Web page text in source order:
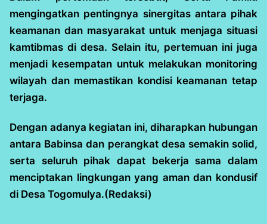
mengingatkan pentingnya sinergitas antara pihak
keamanan dan masyarakat untuk menjaga situasi
kamtibmas di desa. Selain itu, pertemuan ini juga
menjadi kesempatan untuk melakukan monitoring
wilayah dan memastikan kondisi keamanan tetap
terjaga.
Dengan adanya kegiatan ini, diharapkan hubungan
antara Babinsa dan perangkat desa semakin solid,
serta seluruh pihak dapat bekerja sama dalam
menciptakan lingkungan yang aman dan kondusif
di Desa Togomulya.(Redaksi)